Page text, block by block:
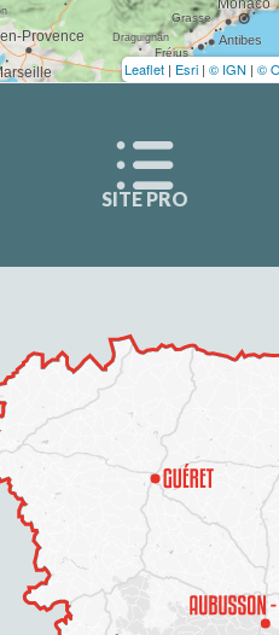
Leaflet | Esri | © IGN | ©
SITE PRO